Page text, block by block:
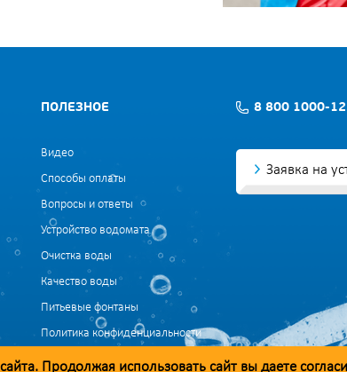
ПОЛЕЗНОЕ
Видео
Способы оплаты
Вопросы и ответы
Устройство водомата
Очистка воды
Качество воды
Питьевые фонтаны
Политика конфиденциальности
Согласие на обработку данных
8 800 1000-
Заявка на
Продолжая использовать сайт вы даете